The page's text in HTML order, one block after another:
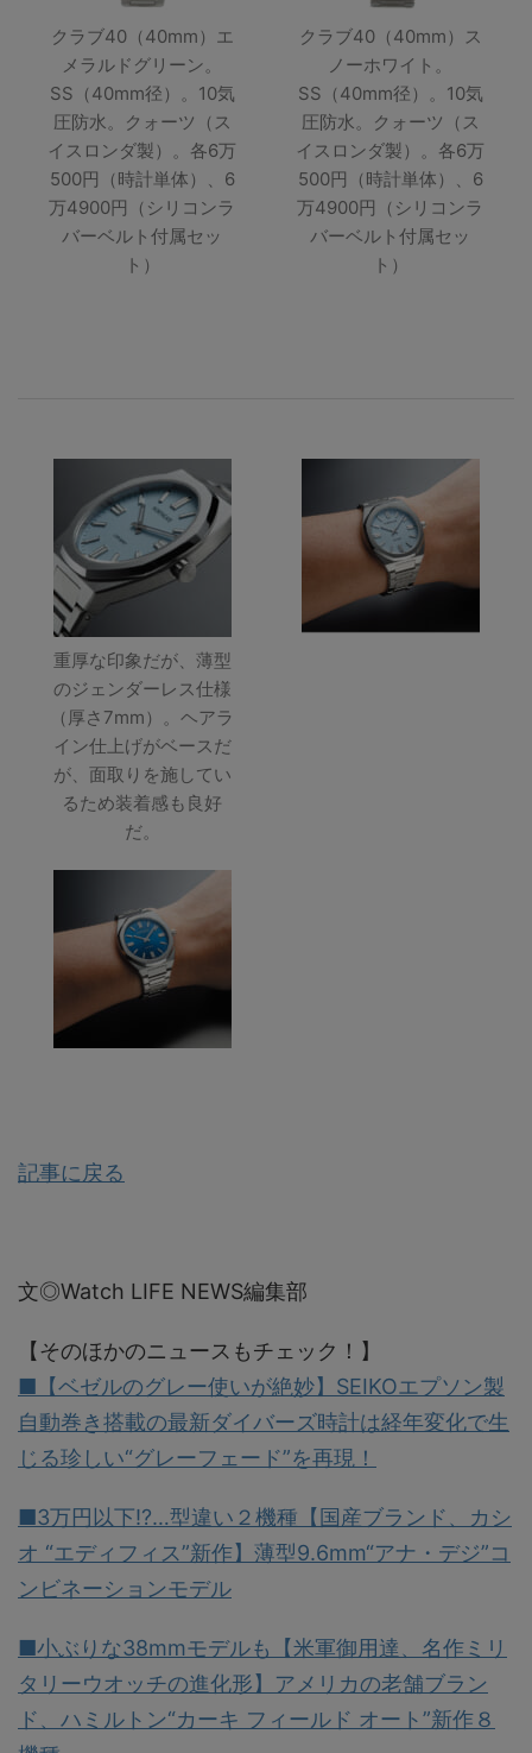
クラブ40（40mm）エ
メラルドグリーン。
SS（40mm径）。10気
圧防水。クォーツ（ス
イスロンダ製）。各6万
500円（時計単体）、6
万4900円（シリコンラ
バーベルト付属セッ
ト）
クラブ40（40mm）ス
ノーホワイト。
SS（40mm径）。10気
圧防水。クォーツ（ス
イスロンダ製）。各6万
500円（時計単体）、6
万4900円（シリコンラ
バーベルト付属セッ
ト）
重厚な印象だが、薄型
のジェンダーレス仕様
（厚さ7mm）。ヘアラ
イン仕上げがベースだ
が、面取りを施してい
るため装着感も良好
だ。
記事に戻る
文◎Watch LIFE NEWS編集部
【そのほかのニュースもチェック！】
■【ベゼルのグレー使いが絶妙】SEIKOエプソン製
自動巻き搭載の最新ダイバーズ時計は経年変化で生
じる珍しい“グレーフェード”を再現！
■3万円以下!?…型違い２機種【国産ブランド、カシ
オ “エディフィス”新作】薄型9.6mm“アナ・デジ”コ
ンビネーションモデル
■小ぶりな38mmモデルも【米軍御用達、名作ミリ
タリーウオッチの進化形】アメリカの老舗ブラン
ド、ハミルトン“カーキ フィールド オート”新作８